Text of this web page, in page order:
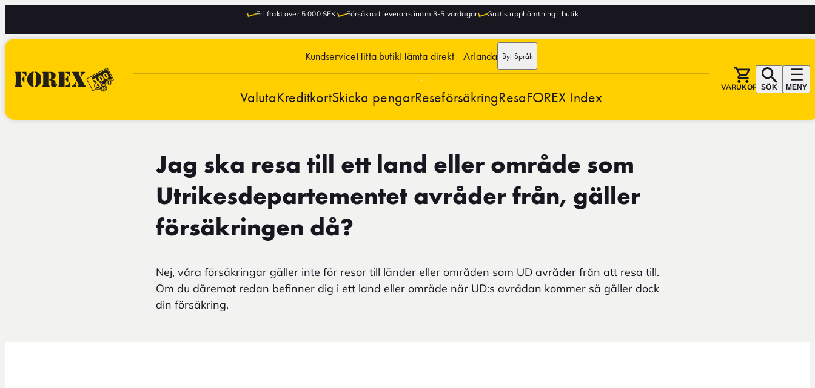
Fri frakt över 5 000 SEK Försäkrad leverans inom 3-5 vardagar Gratis upphämtning i butik
KundserviceHitta butikHämta direkt - Arlanda Byt Språk
ValutaKreditkortSkicka pengarReseförsäkringResaFOREX Index
VARUKORGSÖK MENY
Jag ska resa till ett land eller område som
Utrikesdepartementet avråder från, gäller
försäkringen då?
Nej, våra försäkringar gäller inte för resor till länder eller områden som UD avråder från att resa till.
Om du däremot redan befinner dig i ett land eller område när UD:s avrådan kommer så gäller dock
din försäkring.